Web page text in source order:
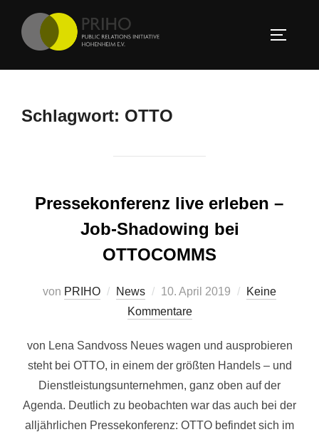
Inhalt
springen
Schlagwort: OTTO
Pressekonferenz live erleben –
Job-Shadowing bei
OTTOCOMMS
von PRIHO News
Veröffentlicht
am
10. April 2019
Keine
Kommentare
von Lena Sandvoss Neues wagen und ausprobieren
steht bei OTTO, in einem der größten Handels – und
Dienstleistungsunternehmen, ganz oben auf der
Agenda. Deutlich zu beobachten war das auch bei der
alljährlichen Pressekonferenz: OTTO befindet sich im